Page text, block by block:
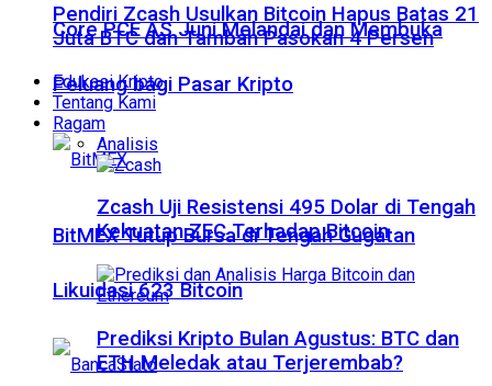
Core PCE AS Juni Melandai dan Membuka
Peluang bagi Pasar Kripto
BitMEX Tutup Bursa di Tengah Gugatan
Likuidasi 623 Bitcoin
Pendiri Zcash Usulkan Bitcoin Hapus Batas 21
Juta BTC dan Tambah Pasokan 4 Persen
Edukasi Kripto
Tentang Kami
Ragam
Analisis
Zcash Uji Resistensi 495 Dolar di Tengah
Kekuatan ZEC Terhadap Bitcoin
Prediksi Kripto Bulan Agustus: BTC dan
ETH Meledak atau Terjerembab?